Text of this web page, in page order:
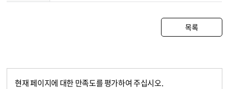
목록
현재 페이지에 대한 만족도를 평가하여 주십시오.